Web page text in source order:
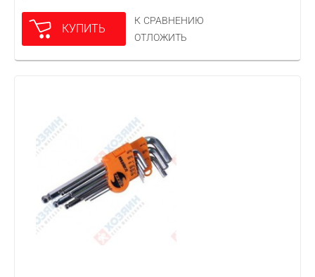
КУПИТЬ
К СРАВНЕНИЮ
ОТЛОЖИТЬ